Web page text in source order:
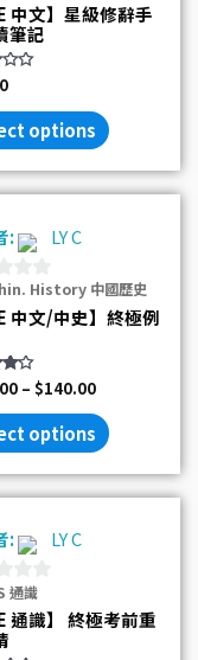
中文】星級修辭手
筆記
options
: LY C
History 中國歷史
中文/中史】終極例
–$140.00
options
: LY C
通識
通識】 終極考前重